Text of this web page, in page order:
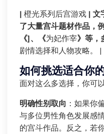
| 橙光系列后宫游戏 | 文
了大量宫斗题材作品，
《]、《为妃作宰》等，
剧情选择和人物攻略。 |
如何挑选适合你
面对这么多选择，你可
明确性别取向 ：如果你
与多位男性角色发展感
的宫斗作品。反之，若